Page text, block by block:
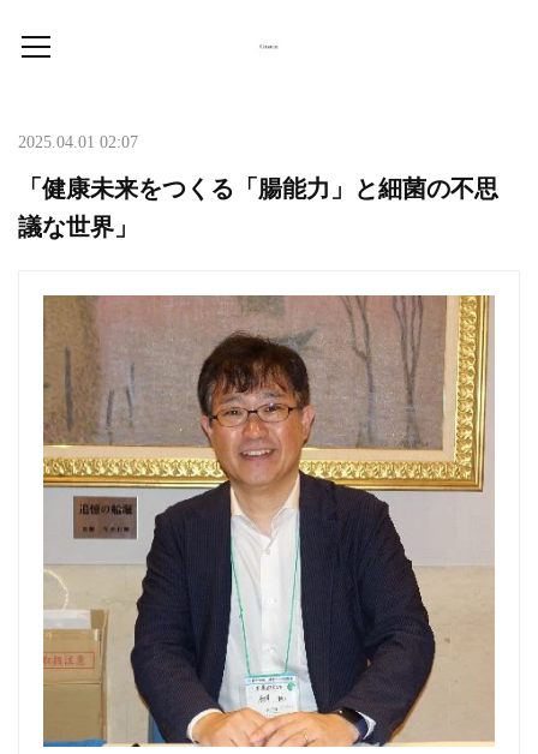
2025.04.01 02:07
「健康未来をつくる「腸能力」と細菌の不思
議な世界」